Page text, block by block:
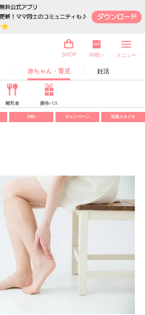
赤ちゃん・育児 妊活
SHOP 内祝い メニュー
離乳食 優待パス
SNS キャンペーン 写真スタジオ